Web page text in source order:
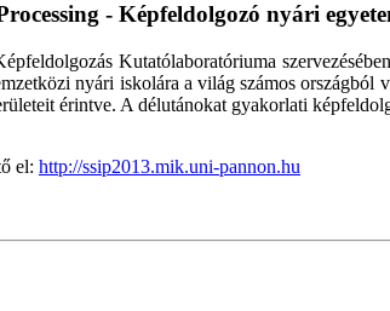
- Képfeldolgozó nyári
Kutatólaboratóriuma
nyári iskolára a világ számos
érintve. A délutánokat gyakorlati
el: http://ssip2013.mik.uni-pannon.hu